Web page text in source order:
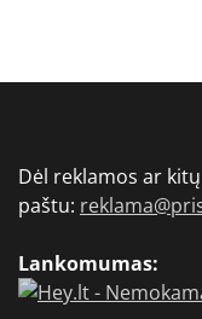
Dėl reklamos ar
paštu:
Lankomumas: